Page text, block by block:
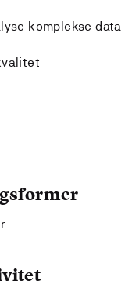
komplekse data